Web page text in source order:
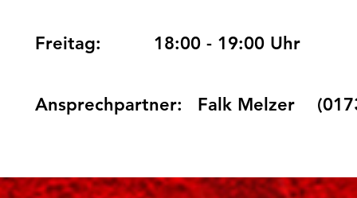
Freitag: 18:00 - 19:00 Uhr
Ansprechpartner: Falk Melzer